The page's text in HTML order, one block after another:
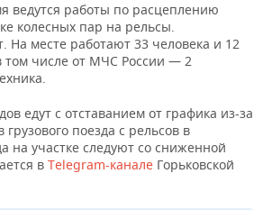
ведутся работы по расцеплению
колесных пар на рельсы.
На месте работают 33 человека и 12
том числе от МЧС России — 2
едут с отставанием от графика из-за
грузового поезда с рельсов в
на участке следуют со сниженной
в Telegram-канале Горьковской